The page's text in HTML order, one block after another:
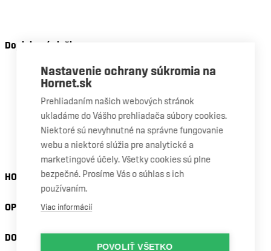
Doplnkové služby
Riešenie poistnej udalosti
Nastavenie asistenčných systémov
Stierače Bosch
Presné slnečné clony
Nanotechnológia skla
Autofólie
HORNET
OPRAVA A VÝMENA AUTOSKIEL
DOPLNKOVÉ SLUŽBY
Nastavenie ochrany súkromia na
Hornet.sk
Prehliadaním našich webových stránok
ukladáme do Vášho prehliadača súbory cookies.
Niektoré sú nevyhnutné na správne fungovanie
webu a niektoré slúžia pre analytické a
marketingové účely. Všetky cookies sú plne
bezpečné. Prosíme Vás o súhlas s ich
používaním.
Viac informácií
POVOLIŤ VŠETKO